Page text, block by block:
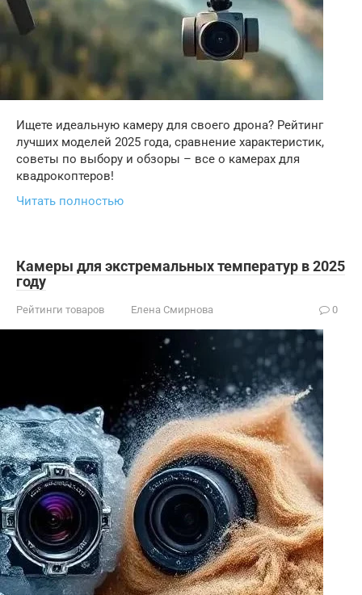
Ищете идеальную камеру для своего дрона? Рейтинг
лучших моделей 2025 года, сравнение характеристик,
советы по выбору и обзоры – все о камерах для
квадрокоптеров!
Читать полностью
Камеры для экстремальных температур в 2025
году
Рейтинги товаров Елена Смирнова 0